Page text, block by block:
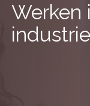
Werken
industrie